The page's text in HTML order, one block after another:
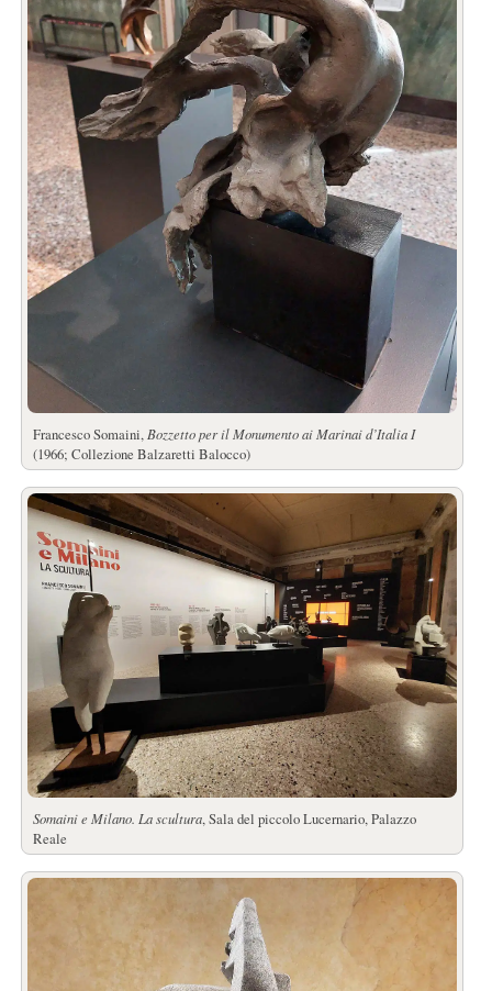
Francesco Somaini, Bozzetto per il Monumento ai Marinai d’Italia I
(1966; Collezione Balzaretti Balocco)
Somaini e Milano. La scultura, Sala del piccolo Lucernario, Palazzo
Reale